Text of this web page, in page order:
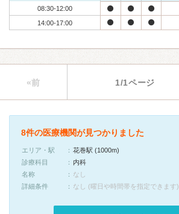
08:30-12:00
14:00-17:00
«前 1/1ページ
8件の医療機関が見つかりました
エリア・駅
花巻駅 (1000m)
診療科目
内科
名称
なし
詳細条件
なし (曜日や時間帯を指定できます)